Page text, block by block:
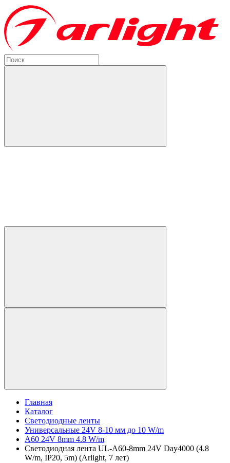
Главная
Каталог
Светодиодные ленты
Универсальные 24V 8-10 мм до 10 W/m
A60 24V 8mm 4.8 W/m
Светодиодная лента UL-A60-8mm 24V Day4000 (4.8
W/m, IP20, 5m) (Arlight, 7 лет)